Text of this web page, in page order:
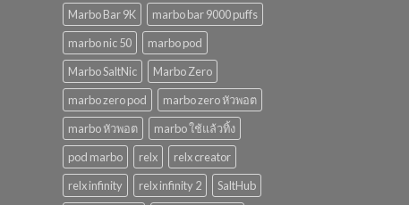
Marbo Bar 9K
marbo bar 9000 puffs
marbo nic 50
marbo pod
Marbo SaltNic
Marbo Zero
marbo zero pod
marbo zero หัวพอต
marbo หัวพอต
marbo ใช้แล้วทิ้ง
pod marbo
relx
relx creator
relx infinity
relx infinity 2
SaltHub